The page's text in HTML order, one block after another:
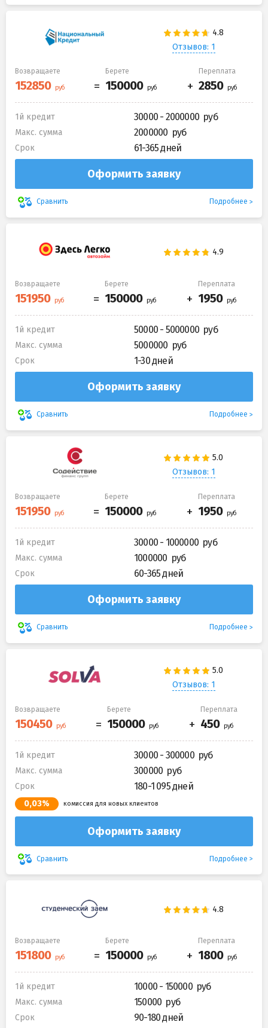
Отзывов: 1
Возвращаете Берете Переплата
1й кредит 30000 - 2000000
Макс. сумма 2000000
Срок 61-365 дней
Оформить заявку
Сравнить Подробнее
Возвращаете Берете Переплата
1й кредит 50000 - 5000000
Макс. сумма 5000000
Срок 1-30 дней
Оформить заявку
Сравнить Подробнее
Отзывов: 1
Возвращаете Берете Переплата
1й кредит 30000 - 1000000
Макс. сумма 1000000
Срок 60-365 дней
Оформить заявку
Сравнить Подробнее
Отзывов: 1
Возвращаете Берете Переплата
1й кредит 30000 - 300000
Макс. сумма 300000
Срок 180-1 095 дней
0,03% комиссия для новых клиентов
Оформить заявку
Сравнить Подробнее
Возвращаете Берете Переплата
1й кредит 10000 - 150000
Макс. сумма 150000
Срок 90-180 дней